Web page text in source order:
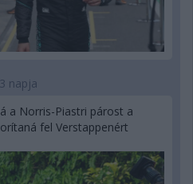
3 napja
a Norris-Piastri párost a
fel Verstappenért